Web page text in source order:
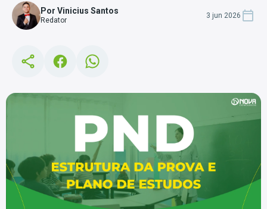
Por Vinicius Santos
Redator
3 jun 2026